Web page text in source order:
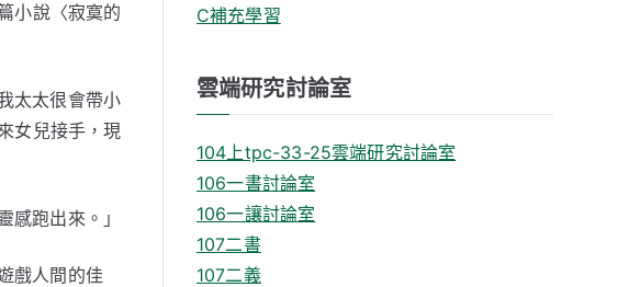
小說〈寂寞的
太太很會帶小
女兒接手，現
跑出來。」
戲人間的佳
C補充學習
雲端研究討論室
104上tpc-33-25雲端研究討論室
106一書討論室
106一讓討論室
107二書
107二義